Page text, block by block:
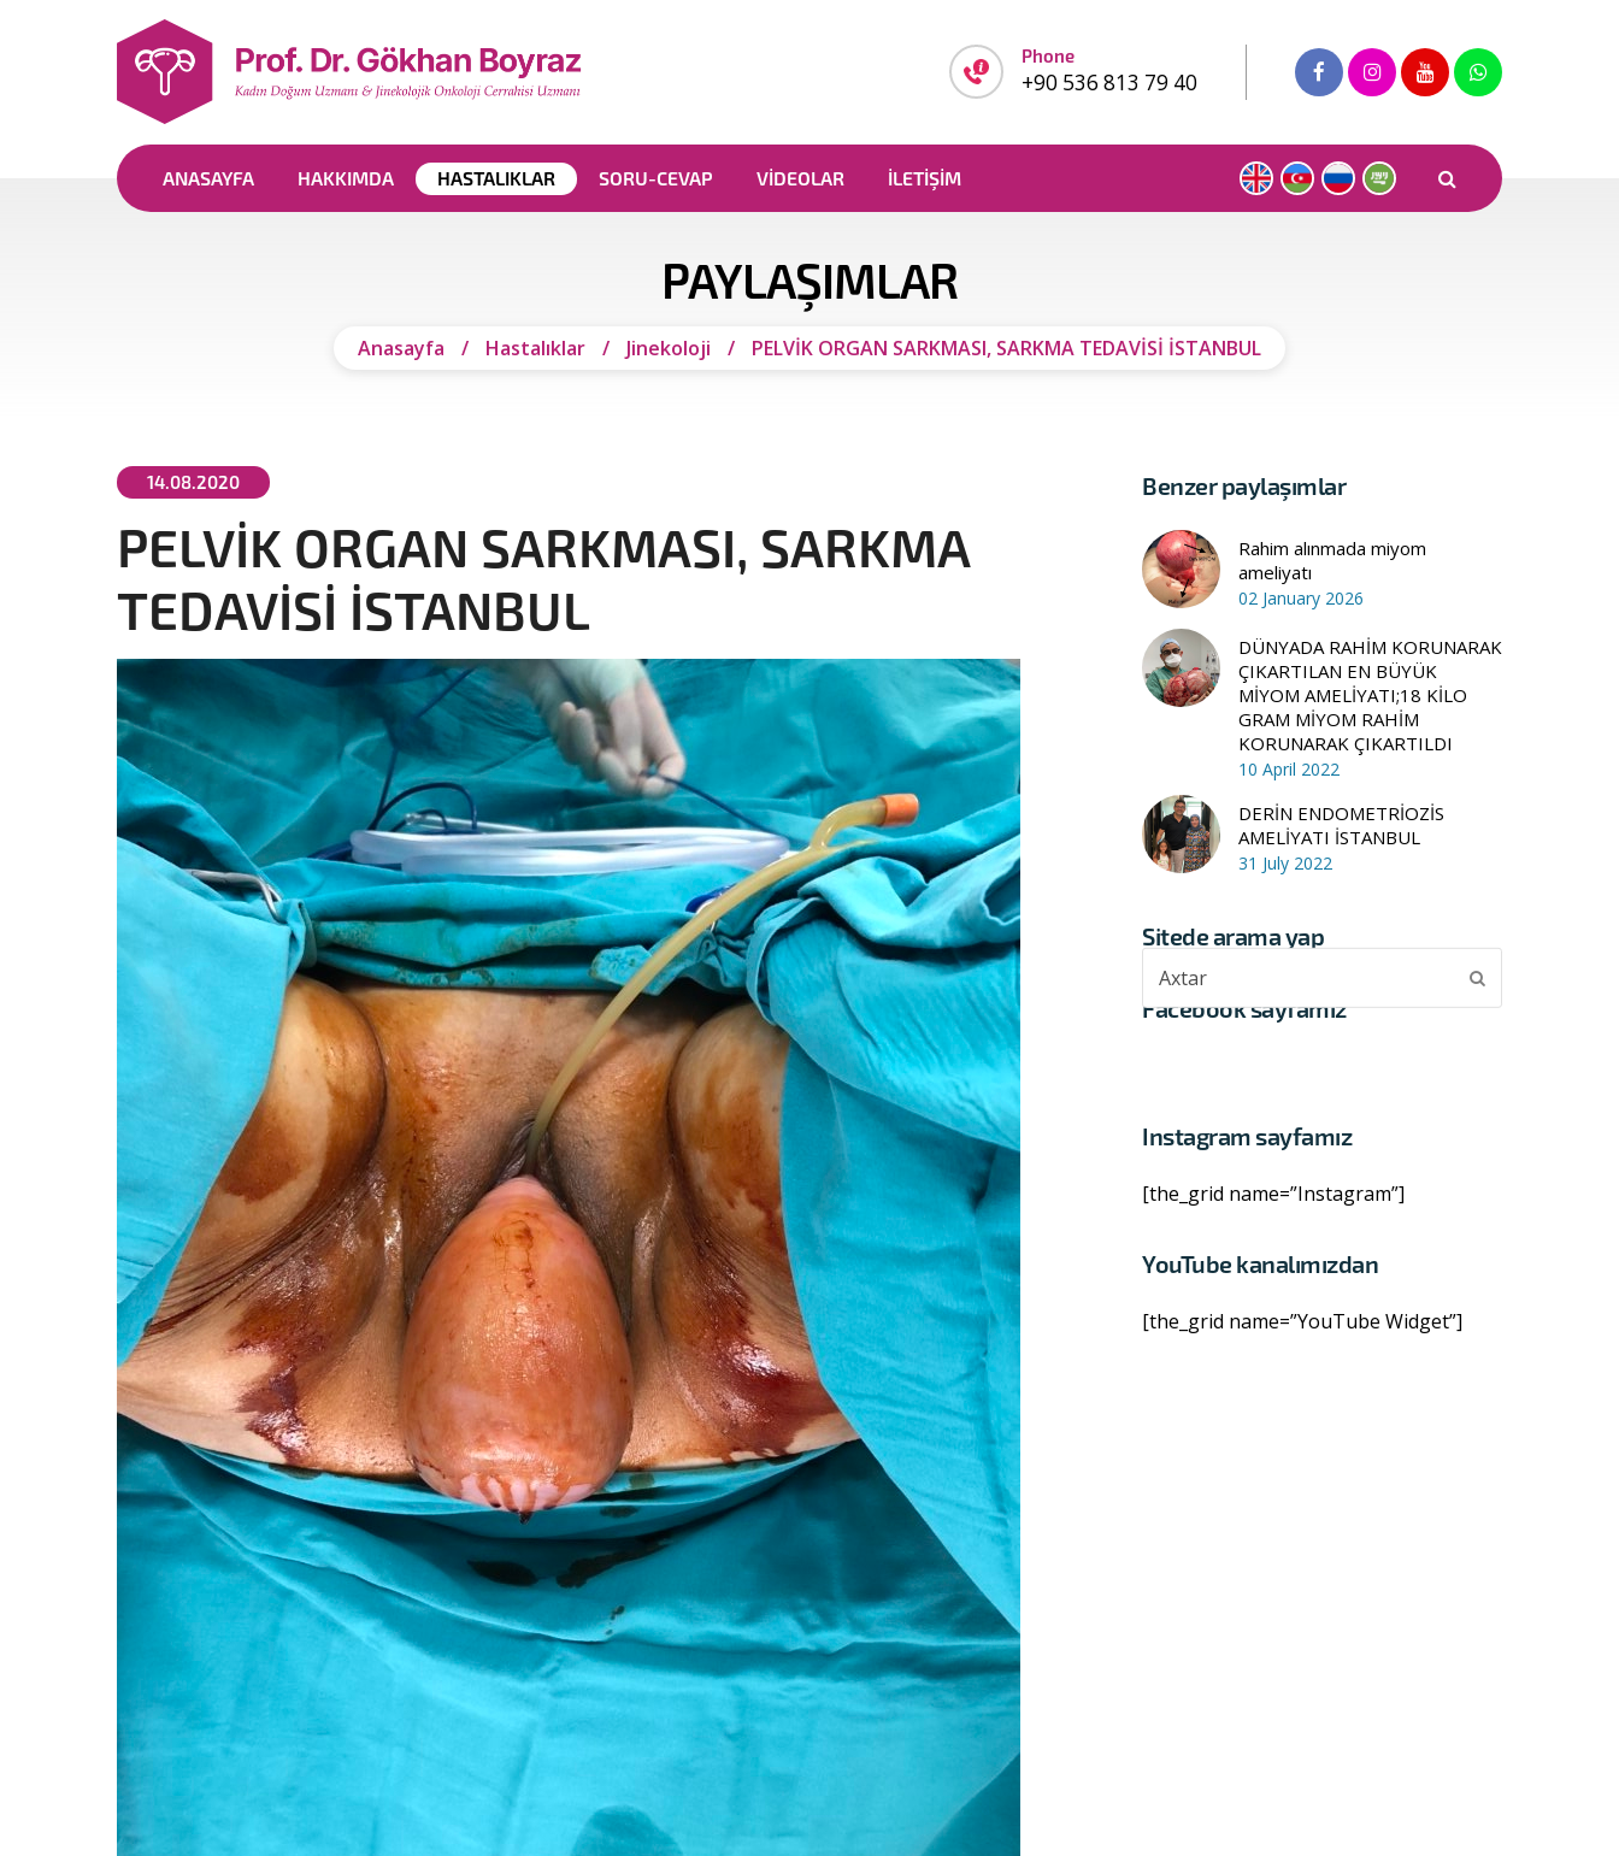
Phone
+90 536 813 79 40
ANASAYFA HAKKIMDA HASTALIKLAR SORU-CEVAP VIDEOLAR İLETIŞIM
PAYLAŞIMLAR
Anasayfa / Hastalıklar / Jinekoloji / PELVİK ORGAN SARKMASI, SARKMA TEDAVİSİ İSTANBUL
14.08.2020
PELVİK ORGAN SARKMASI, SARKMA
TEDAVİSİ İSTANBUL
Benzer paylaşımlar
Rahim alınmada miyom
ameliyatı
02 January 2026
DÜNYADA RAHİM KORUNARAK
ÇIKARTILAN EN BÜYÜK
MİYOM AMELİYATI;18 KİLO
GRAM MİYOM RAHİM
KORUNARAK ÇIKARTILDI
10 April 2022
DERİN ENDOMETRİOZİS
AMELİYATI İSTANBUL
31 July 2022
Sitede arama yap
Facebook sayfamız
Instagram sayfamız
[the_grid name=”Instagram”]
YouTube kanalımızdan
[the_grid name=”YouTube Widget”]